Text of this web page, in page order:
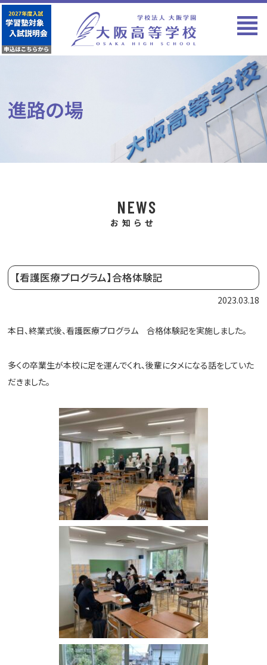
進路の場
NEWS
お知らせ
【看護医療プログラム】合格体験記
2023.03.18
本日、終業式後、看護医療プログラム 合格体験記を実施しました。
多くの卒業生が本校に足を運んでくれ、後輩にタメになる話をしていた
だきました。